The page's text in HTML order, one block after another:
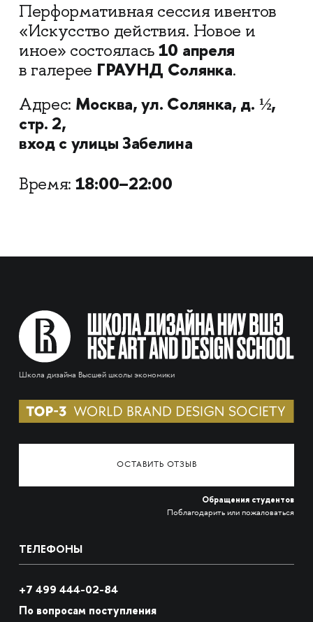
Перформативная сессия ивентов
«Искусство действия. Новое и
иное» состоялась 10 апреля
в галерее ГРАУНД Солянка.
Адрес: Москва,ул. Солянка, д. ½,
стр. 2,
вход с улицы Забелина
Время: 18:00–22:00
Школа дизайна Высшей школы экономики
ОСТАВИТЬ ОТЗЫВ
Обращения студентов
Поблагодарить или пожаловаться
ТЕЛЕФОНЫ
+7 499 444-02-84
По вопросам поступления